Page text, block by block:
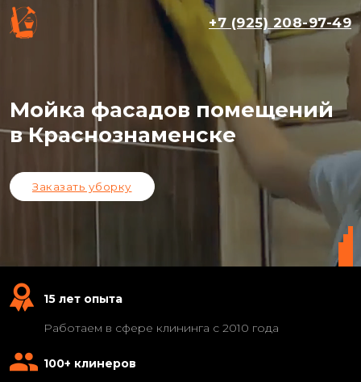
+7 (925) 208-97-49
Мойка фасадов помещений
в Краснознаменске
Заказать уборку
15 лет опыта
Работаем в сфере клининга с 2010 года
100+ клинеров